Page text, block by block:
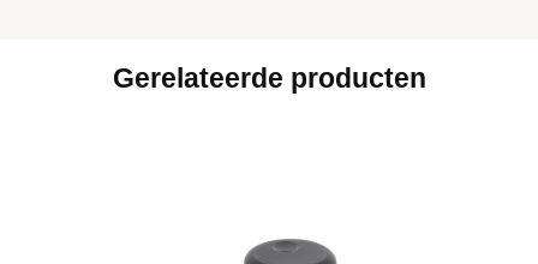
Gerelateerde producten